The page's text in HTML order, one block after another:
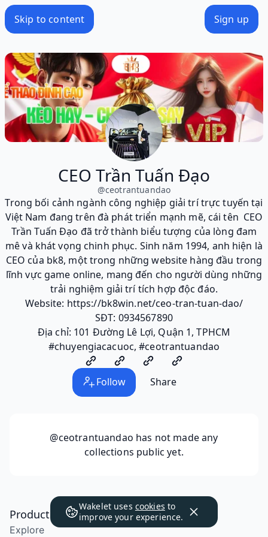
Skip to content Sign up
CEO Trần Tuấn Đạo
@ceotrantuandao
Trong bối cảnh ngành công nghiệp giải trí trực tuyến tại
Việt Nam đang trên đà phát triển mạnh mẽ, cái tên CEO
Trần Tuấn Đạo đã trở thành biểu tượng của lòng đam
mê và khát vọng chinh phục. Sinh năm 1994, anh hiện là
CEO của bk8, một trong những website hàng đầu trong
lĩnh vực game online, mang đến cho người dùng những
trải nghiệm giải trí tích hợp độc đáo.
Website: https://bk8win.net/ceo-tran-tuan-dao/
SĐT: 0934567890
Địa chỉ: 101 Đường Lê Lợi, Quận 1, TPHCM
#chuyengiacacuoc, #ceotrantuandao
Follow Share
@ceotrantuandao has not made any
collections public yet.
Wakelet uses cookies to
improve your experience.
Product
Explore